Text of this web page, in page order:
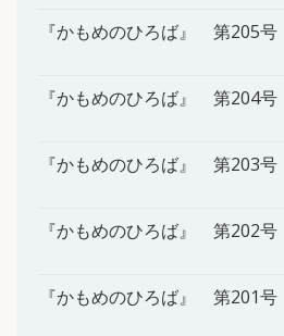
『かもめのひろば』 第205号
『かもめのひろば』 第204号
『かもめのひろば』 第203号
『かもめのひろば』 第202号
『かもめのひろば』 第201号